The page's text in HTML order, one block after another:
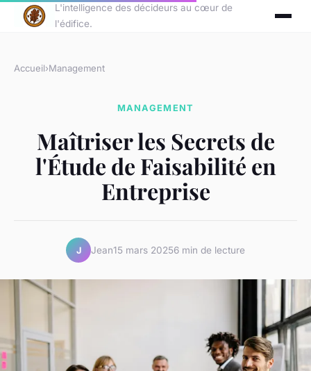
L'intelligence des décideurs au cœur de
l'édifice.
Accueil›Management
MANAGEMENT
Maîtriser les Secrets de
l'Étude de Faisabilité en
Entreprise
J Jean15 mars 20256 min de lecture